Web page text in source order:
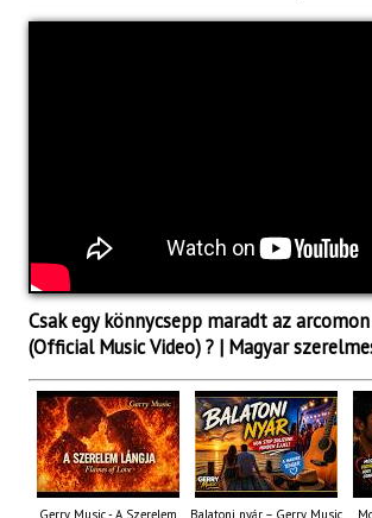
Csak egy könnycsepp maradt az
(Official Music Video) ? | Magyar